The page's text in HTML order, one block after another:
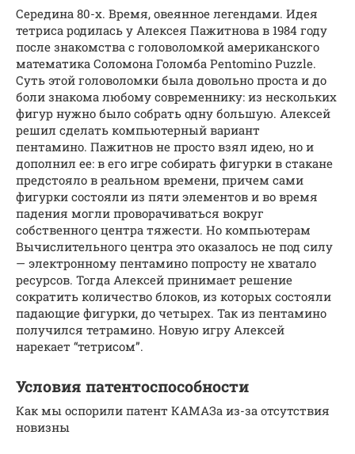
Середина 80-х. Время, овеянное легендами. Идея
тетриса родилась у Алексея Пажитнова в 1984 году
после знакомства с головоломкой американского
математика Соломона Голомба Pentomino Puzzle.
Суть этой головоломки была довольно проста и до
боли знакома любому современнику: из нескольких
фигур нужно было собрать одну большую. Алексей
решил сделать компьютерный вариант
пентамино. Пажитнов не просто взял идею, но и
дополнил ее: в его игре собирать фигурки в стакане
предстояло в реальном времени, причем сами
фигурки состояли из пяти элементов и во время
падения могли проворачиваться вокруг
собственного центра тяжести. Но компьютерам
Вычислительного центра это оказалось не под силу
— электронному пентамино попросту не хватало
ресурсов. Тогда Алексей принимает решение
сократить количество блоков, из которых состояли
падающие фигурки, до четырех. Так из пентамино
получился тетрамино. Новую игру Алексей
нарекает “тетрисом”.
Условия патентоспособности
Как мы оспорили патент КАМАЗа из-за отсутствия
новизны